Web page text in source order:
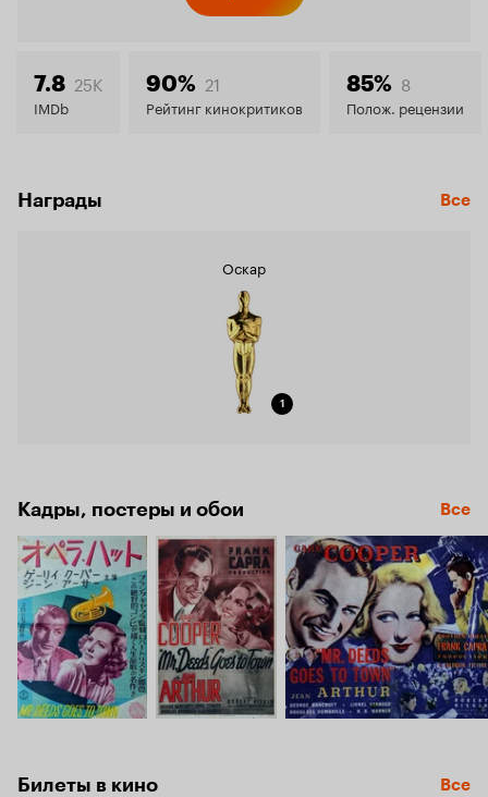
7.4
7.8 25K
IMDb
90% 21
Рейтинг кинокритиков
85% 8
Полож. рецензии
Награды Все
Оскар
1
Кадры, постеры и обои Все
Билеты в кино Все